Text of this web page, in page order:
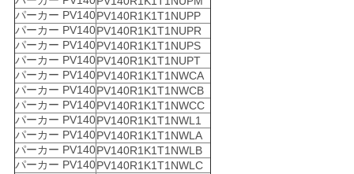
パーカー PV140PV140R1K1T1NUPP
パーカー PV140PV140R1K1T1NUPR
パーカー PV140PV140R1K1T1NUPS
パーカー PV140PV140R1K1T1NUPT
パーカー PV140PV140R1K1T1NWCA
パーカー PV140PV140R1K1T1NWCB
パーカー PV140PV140R1K1T1NWCC
パーカー PV140PV140R1K1T1NWL1
パーカー PV140PV140R1K1T1NWLA
パーカー PV140PV140R1K1T1NWLB
パーカー PV140PV140R1K1T1NWLC